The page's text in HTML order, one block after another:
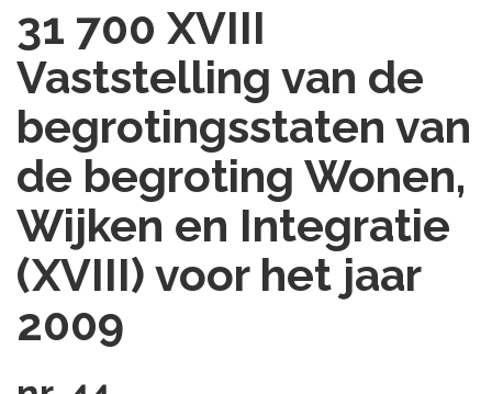
31 700 XVIII
Vaststelling van de
begrotingsstaten van
de begroting Wonen,
Wijken en Integratie
(XVIII) voor het jaar
2009